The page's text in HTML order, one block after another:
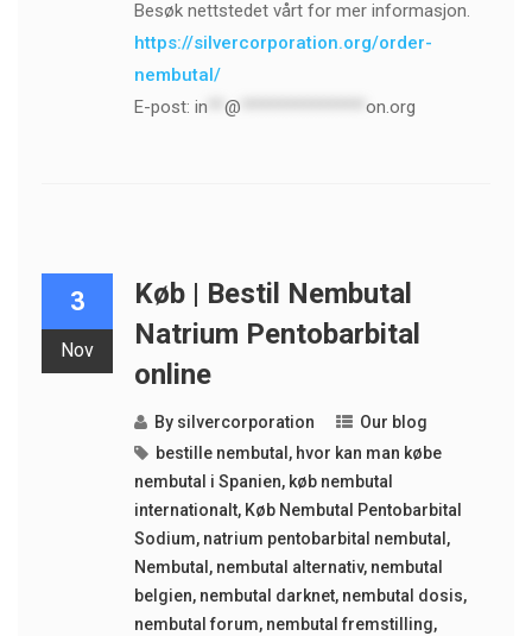
Besøk nettstedet vårt for mer informasjon.
https://silvercorporation.org/order-
nembutal/
E-post: in @ on.org
3
Nov
Køb | Bestil Nembutal
Natrium Pentobarbital
online
By silvercorporation
Our blog
bestille nembutal , hvor kan man købe
nembutal i Spanien, køb nembutal
internationalt, Køb Nembutal Pentobarbital
Sodium, natrium pentobarbital nembutal ,
Nembutal , nembutal alternativ, nembutal
belgien, nembutal darknet, nembutal dosis,
nembutal forum, nembutal fremstilling,